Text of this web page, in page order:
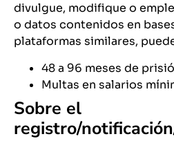
divulgue, modifique o
o datos contenidos en
plataformas similares,
48 a 96 meses de
Multas en salarios
Sobre el
registro/